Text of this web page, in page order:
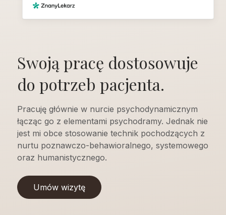
Swoją pracę dostosowuje
do potrzeb pacjenta.
Pracuję głównie w nurcie psychodynamicznym
łącząc go z elementami psychodramy. Jednak nie
jest mi obce stosowanie technik pochodzących z
nurtu poznawczo-behawioralnego, systemowego
oraz humanistycznego.
Umów wizytę